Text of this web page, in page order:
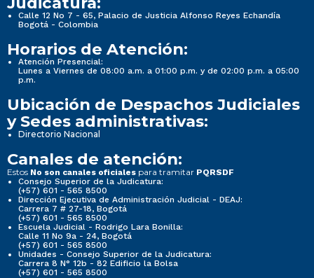
Calle 12 No 7 - 65, Palacio de Justicia Alfonso Reyes Echandía
Bogotá - Colombia
Horarios de Atención:
Atención Presencial:
Lunes a Viernes de 08:00 a.m. a 01:00 p.m. y de 02:00 p.m. a 05:00
p.m.
Ubicación de Despachos Judiciales
y Sedes administrativas:
Directorio Nacional
Canales de atención:
Estos No son canales oficiales para tramitar PQRSDF
Consejo Superior de la Judicatura:
(+57) 601 - 565 8500
Dirección Ejecutiva de Administración Judicial - DEAJ:
Carrera 7 # 27-18, Bogotá
(+57) 601 - 565 8500
Escuela Judicial - Rodrigo Lara Bonilla:
Calle 11 No 9a - 24, Bogotá
(+57) 601 - 565 8500
Unidades - Consejo Superior de la Judicatura:
Carrera 8 N° 12b - 82 Edificio la Bolsa
(+57) 601 - 565 8500